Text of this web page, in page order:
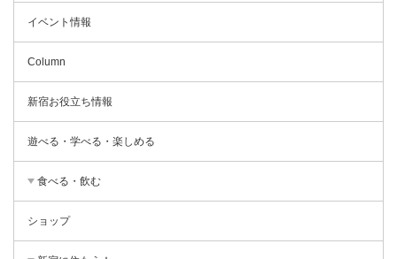
イベント情報
Column
新宿お役立ち情報
遊べる・学べる・楽しめる
食べる・飲む
ショップ